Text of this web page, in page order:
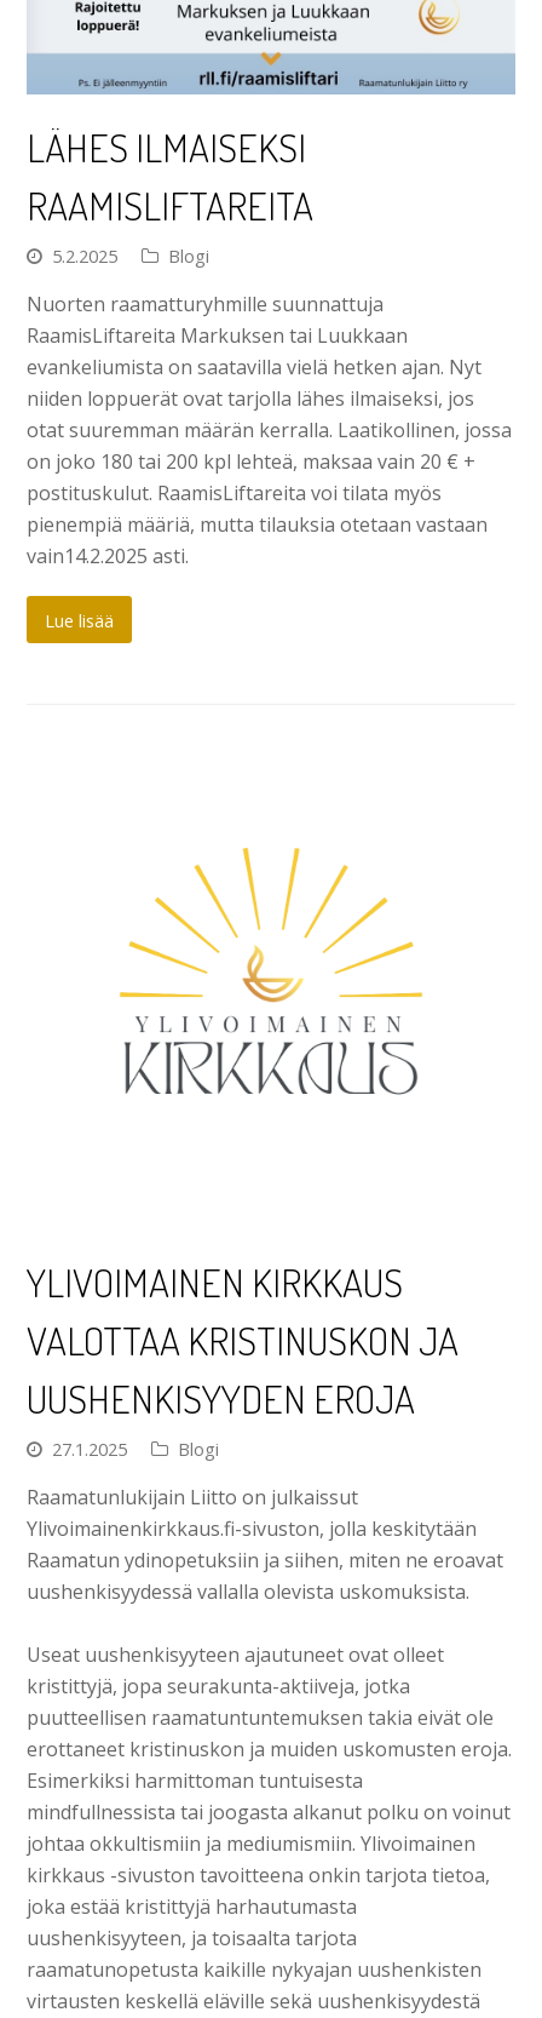
LÄHES ILMAISEKSI
RAAMISLIFTAREITA
5.2.2025 Blogi
Nuorten raamatturyhmille suunnattuja
RaamisLiftareita Markuksen tai Luukkaan
evankeliumista on saatavilla vielä hetken ajan. Nyt
niiden loppuerät ovat tarjolla lähes ilmaiseksi, jos
otat suuremman määrän kerralla. Laatikollinen, jossa
on joko 180 tai 200 kpl lehteä, maksaa vain 20 € +
postituskulut. RaamisLiftareita voi tilata myös
pienempiä määriä, mutta tilauksia otetaan vastaan
vain14.2.2025 asti.
Lue lisää
YLIVOIMAINEN KIRKKAUS
VALOTTAA KRISTINUSKON JA
UUSHENKISYYDEN EROJA
27.1.2025 Blogi
Raamatunlukijain Liitto on julkaissut
Ylivoimainenkirkkaus.fi-sivuston, jolla keskitytään
Raamatun ydinopetuksiin ja siihen, miten ne eroavat
uushenkisyydessä vallalla olevista uskomuksista.
Useat uushenkisyyteen ajautuneet ovat olleet
kristittyjä, jopa seurakunta-aktiiveja, jotka
puutteellisen raamatuntuntemuksen takia eivät ole
erottaneet kristinuskon ja muiden uskomusten eroja.
Esimerkiksi harmittoman tuntuisesta
mindfullnessista tai joogasta alkanut polku on voinut
johtaa okkultismiin ja mediumismiin. Ylivoimainen
kirkkaus -sivuston tavoitteena onkin tarjota tietoa,
joka estää kristittyjä harhautumasta
uushenkisyyteen, ja toisaalta tarjota
raamatunopetusta kaikille nykyajan uushenkisten
virtausten keskellä eläville sekä uushenkisyydestä